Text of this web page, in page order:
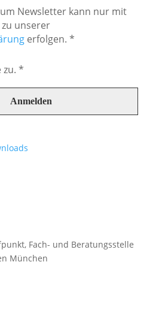
Newsletter kann nur mit
unserer
erfolgen. *
zu. *
Fach- und Beratungsstelle
München